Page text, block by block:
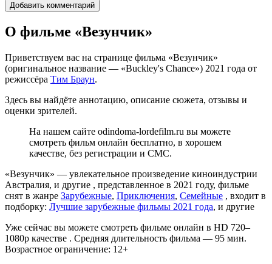
О фильме «Везунчик»
Приветствуем вас на странице фильма «Везунчик»
(оригинальное название — «Buckley's Chance») 2021 года от
режиссёра Тим Браун.
Здесь вы найдёте аннотацию, описание сюжета, отзывы и
оценки зрителей.
На нашем сайте odindoma-lordefilm.ru вы можете
смотреть фильм онлайн бесплатно, в хорошем
качестве, без регистрации и СМС.
«Везунчик» — увлекательное произведение киноиндустрии
Австралия, и другие , представленное в 2021 году, фильме
снят в жанре Зарубежные, Приключения, Семейные , входит в
подборку: Лучшие зарубежные фильмы 2021 года, и другие
Уже сейчас вы можете смотреть фильме онлайн в HD 720–
1080p качестве . Средняя длительность фильма — 95 мин.
Возрастное ограничение: 12+